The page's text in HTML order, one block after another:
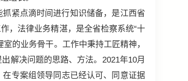
紧点滴时间进行知识储备，是江西省
，法律业务精湛，是全省检察系统“十
的业务骨干。工作中秉持工匠精神，
解决问题的思路、方法。2021年10月
专案组领导同志已经认可、同意证据